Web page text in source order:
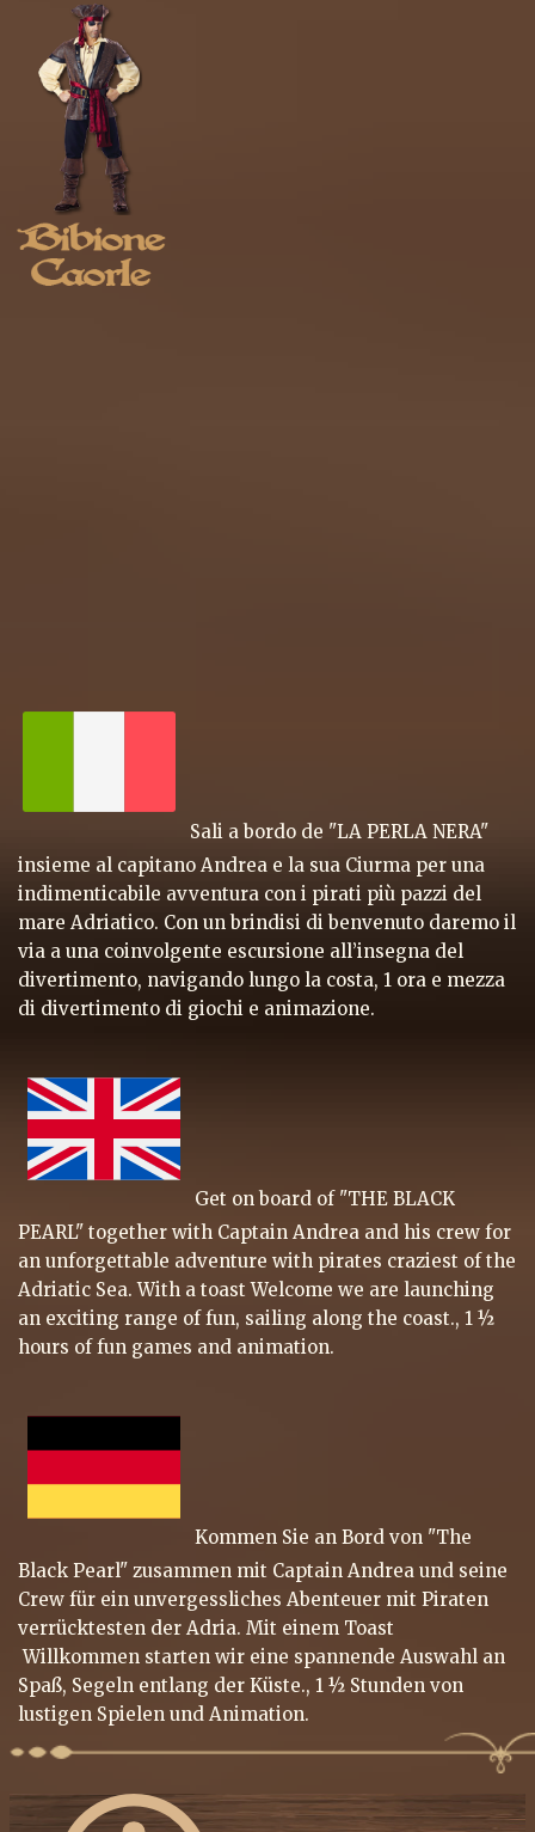
Sali a bordo de "LA PERLA NERA"
insieme al capitano Andrea e la sua Ciurma per una
indimenticabile avventura con i pirati più pazzi del
mare Adriatico. Con un brindisi di benvenuto daremo il
via a una coinvolgente escursione all’insegna del
divertimento, navigando lungo la costa, 1 ora e mezza
di divertimento di giochi e animazione.
Get on board of "THE BLACK
PEARL" together with Captain Andrea and his crew for
an unforgettable adventure with pirates craziest of the
Adriatic Sea. With a toast Welcome we are launching
an exciting range of fun, sailing along the coast., 1 ½
hours of fun games and animation.
Kommen Sie an Bord von "The
Black Pearl" zusammen mit Captain Andrea und seine
Crew für ein unvergessliches Abenteuer mit Piraten
verrücktesten der Adria. Mit einem Toast
Willkommen starten wir eine spannende Auswahl an
Spaß, Segeln entlang der Küste., 1 ½ Stunden von
lustigen Spielen und Animation.